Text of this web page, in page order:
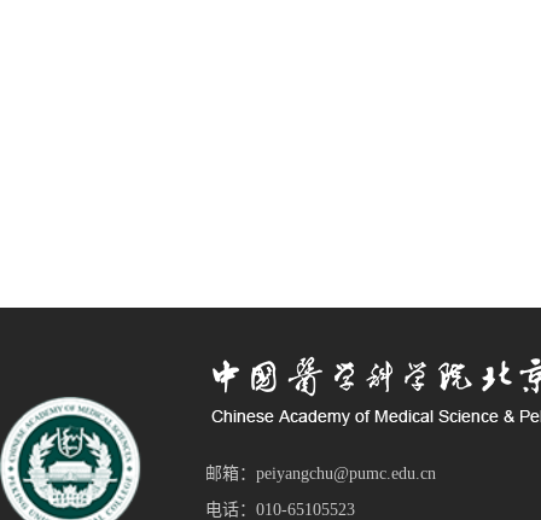
邮箱：peiyangchu@pumc.edu.cn
电话：010-65105523